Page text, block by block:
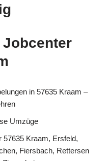
in 57635 Kraam –
Umzüge
Kraam, Ersfeld,
Fiersbach, Rettersen